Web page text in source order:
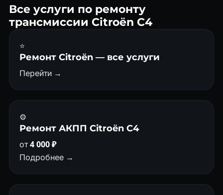
Все услуги по ремонту
трансмиссии Citroën C4
⭐
Ремонт Citroën — все услуги
Перейти →
⚙️
Ремонт АКПП Citroën C4
от4 000 ₽
Подробнее →